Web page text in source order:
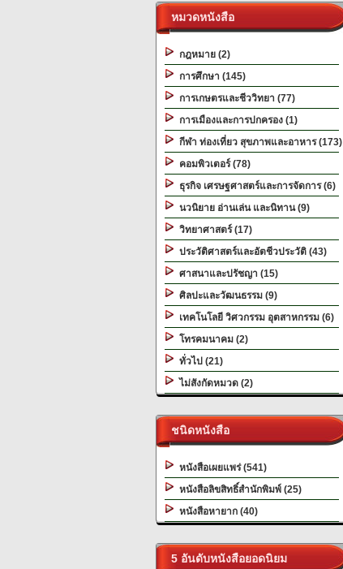
หมวดหนังสือ
กฎหมาย (2)
การศึกษา (145)
การเกษตรและชีววิทยา (77)
การเมืองและการปกครอง (1)
กีฬา ท่องเที่ยว สุขภาพและอาหาร (173)
คอมพิวเตอร์ (78)
ธุรกิจ เศรษฐศาสตร์และการจัดการ (6)
นวนิยาย อ่านเล่น และนิทาน (9)
วิทยาศาสตร์ (17)
ประวัติศาสตร์และอัตชีวประวัติ (43)
ศาสนาและปรัชญา (15)
ศิลปะและวัฒนธรรม (9)
เทคโนโลยี วิศวกรรม อุตสาหกรรม (6)
โทรคมนาคม (2)
ทั่วไป (21)
ไม่สังกัดหมวด (2)
ชนิดหนังสือ
หนังสือเผยแพร่ (541)
หนังสือลิขสิทธิ์สำนักพิมพ์ (25)
หนังสือหายาก (40)
5 อันดับหนังสือยอดนิยม